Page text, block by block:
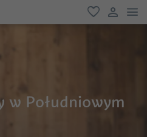
ulubione
link
w Południowym